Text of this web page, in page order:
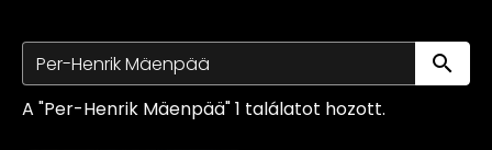
A "Per-Henrik Mäenpää" 1 találatot hozott.